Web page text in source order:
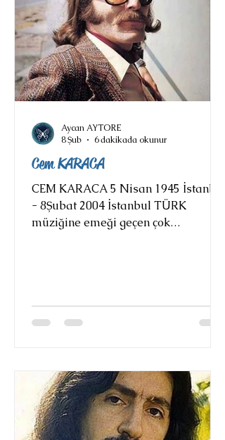
birinciliği kazandı. Bu d
Cem KARACA
CEM KARACA 5 Nisan 1945 İstanbul
- 8Şubat 2004 İstanbul TÜRK
müziğine emeği geçen çok
birkaç kuşağın değerlerinin
oluşumunda, kültürel
sahiptir. Babası Azerbaycan asıllı
Mehmet Karaca ve annesi Ermeni
asıllı Toto Karaca (İrma Felegyan)
olan CEM KARACA, o
Aycan AYTORE
8 Şub
6 dakikada okunur